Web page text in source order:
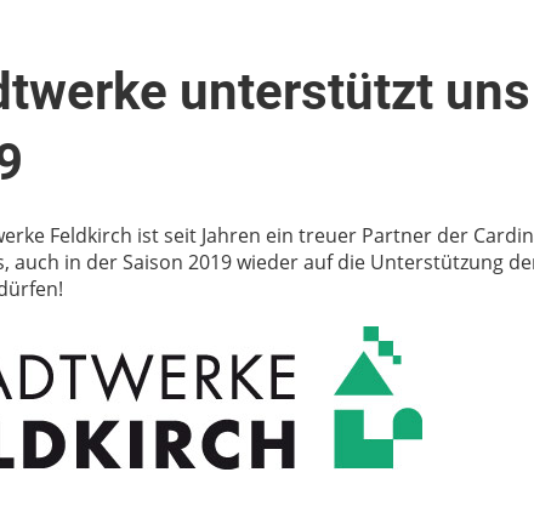
unterstützt
Feldkirch ist seit Jahren ein treuer Partner der
auch in der Saison 2019 wieder auf die Unterstützung